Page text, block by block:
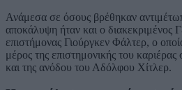
Ανάμεσα σε όσους βρέθηκαν
αποκάλυψη ήταν και ο διακεκριμένος
επιστήμονας Γιούργκεν Φάλτερ, ο
μέρος της επιστημονικής του
και της ανόδου του Αδόλφου Χίτλερ.